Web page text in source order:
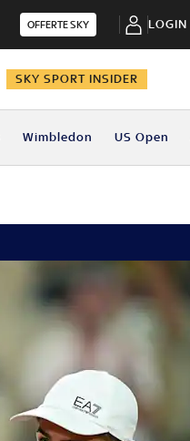
OFFERTE SKY LOGIN
SKY SPORT INSIDER
Wimbledon US Open